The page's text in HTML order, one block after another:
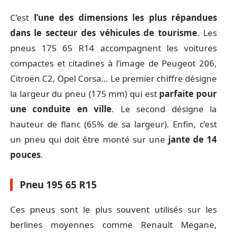
C’est l’une des dimensions les plus répandues
dans le secteur des véhicules de tourisme. Les
pneus 175 65 R14 accompagnent les voitures
compactes et citadines à l’image de Peugeot 206,
Citroën C2, Opel Corsa… Le premier chiffre désigne
la largeur du pneu (175 mm) qui est parfaite pour
une conduite en ville. Le second désigne la
hauteur de flanc (65% de sa largeur). Enfin, c’est
un pneu qui doit être monté sur une jante de 14
pouces.
Pneu 195 65 R15
Ces pneus sont le plus souvent utilisés sur les
berlines moyennes comme Renault Megane,